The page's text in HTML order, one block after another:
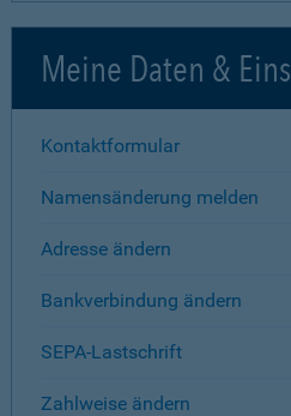
Meine Daten &
Kontaktformular
Namensänderung melden
Adresse ändern
Bankverbindung ändern
SEPA-Lastschrift
Zahlweise ändern